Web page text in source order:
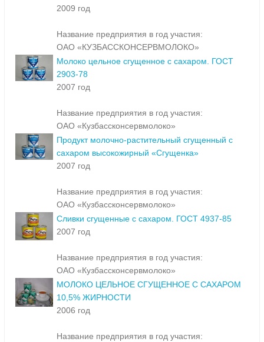
2009 год
Название предприятия в год участия:
ОАО «КУЗБАССКОНСЕРВМОЛОКО»
Молоко цельное сгущенное с сахаром. ГОСТ
2903-78
2007 год
Название предприятия в год участия:
ОАО «Кузбассконсервмолоко»
Продукт молочно-растительный сгущенный с
сахаром высокожирный «Сгущенка»
2007 год
Название предприятия в год участия:
ОАО «Кузбассконсервмолоко»
Сливки сгущенные с сахаром. ГОСТ 4937-85
2007 год
Название предприятия в год участия:
ОАО «Кузбассконсервмолоко»
МОЛОКО ЦЕЛЬНОЕ СГУЩЕННОЕ С САХАРОМ
10,5% ЖИРНОСТИ
2006 год
Название предприятия в год участия: